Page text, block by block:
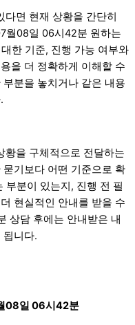
다면 현재 상황을 간단히
월08일 06시42분 원하는
한 기준, 진행 가능 여부와
을 더 정확하게 이해할 수
분을 놓치거나 같은 내용
황을 구체적으로 전달하는
기보다 어떤 기준으로 확
부분이 있는지, 진행 전 필
현실적인 안내를 받을 수
상담 후에는 안내받은 내
됩니다.
08일 06시42분